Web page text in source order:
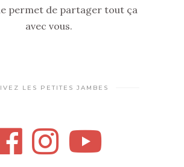
permet de partager tout ça
avec vous.
LES PETITES JAMBES